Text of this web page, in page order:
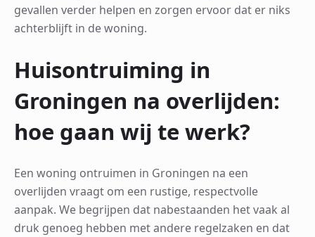
gevallen verder helpen en zorgen ervoor dat er niks
achterblijft in de woning.
Huisontruiming in
Groningen na overlijden:
hoe gaan wij te werk?
Een woning ontruimen in Groningen na een
overlijden vraagt om een rustige, respectvolle
aanpak. We begrijpen dat nabestaanden het vaak al
druk genoeg hebben met andere regelzaken en dat